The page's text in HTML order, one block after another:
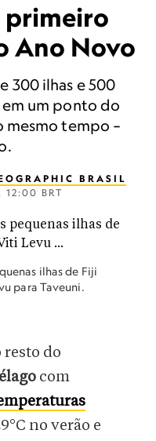
primeiro
Ano Novo
300 ilhas e 500
um ponto do
mesmo tempo –
BRASIL
12:00 BRT
ilhas de Fiji
para Taveuni.
resto do
com
no verão e